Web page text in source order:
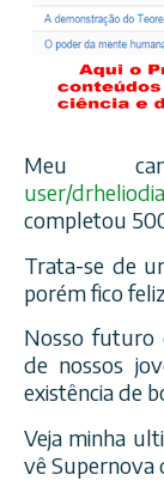
Meu
user/
completou
Trata-se de
porém fico
Nosso futuro
de nossos
existência de
Veja minha
vê Supernova